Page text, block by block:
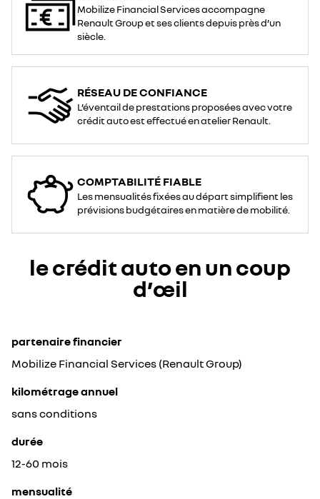
Mobilize Financial Services accompagne
Renault Group et ses clients depuis près d’un
siècle.
RÉSEAU DE CONFIANCE
L’éventail de prestations proposées avec votre
crédit auto est effectué en atelier Renault.
COMPTABILITÉ FIABLE
Les mensualités fixées au départ simplifient les
prévisions budgétaires en matière de mobilité.
le crédit auto en un coup
d’œil
partenaire financier
Mobilize Financial Services (Renault Group)
kilométrage annuel
sans conditions
durée
12-60 mois
mensualité